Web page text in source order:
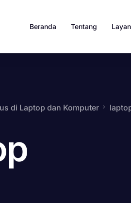
Beranda Tentang
di Laptop dan Komputer